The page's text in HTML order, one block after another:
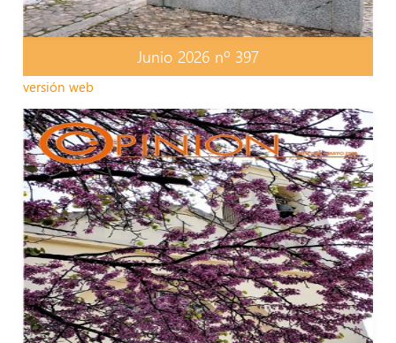
Junio 2026 nº 397
versión web